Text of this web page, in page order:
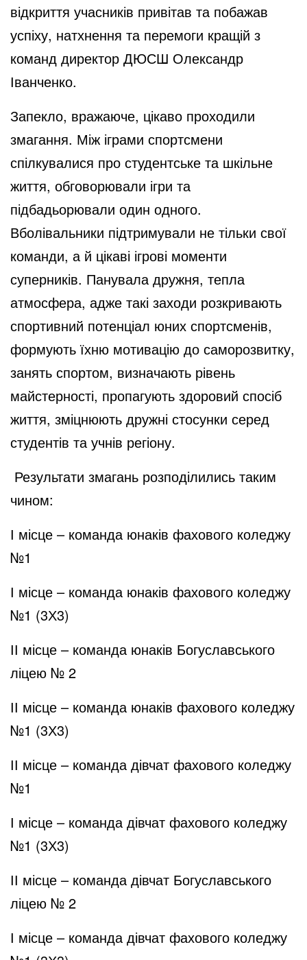
відкриття учасників привітав та побажав
успіху, натхнення та перемоги кращій з
команд директор ДЮСШ Олександр
Іванченко.
Запекло, вражаюче, цікаво проходили
змагання. Між іграми спортсмени
спілкувалися про студентське та шкільне
життя, обговорювали ігри та
підбадьорювали один одного.
Вболівальники підтримували не тільки свої
команди, а й цікаві ігрові моменти
суперників. Панувала дружня, тепла
атмосфера, адже такі заходи розкривають
спортивний потенціал юних спортсменів,
формують їхню мотивацію до саморозвитку,
занять спортом, визначають рівень
майстерності, пропагують здоровий спосіб
життя, зміцнюють дружні стосунки серед
студентів та учнів регіону.
Результати змагань розподілились таким
чином:
І місце – команда юнаків фахового коледжу
№1
І місце – команда юнаків фахового коледжу
№1 (3Х3)
ІІ місце – команда юнаків Богуславського
ліцею № 2
ІІ місце – команда юнаків фахового коледжу
№1 (3Х3)
ІІ місце – команда дівчат фахового коледжу
№1
І місце – команда дівчат фахового коледжу
№1 (3Х3)
ІІ місце – команда дівчат Богуславського
ліцею № 2
І місце – команда дівчат фахового коледжу